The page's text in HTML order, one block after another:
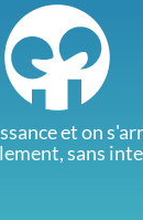
et on
sans